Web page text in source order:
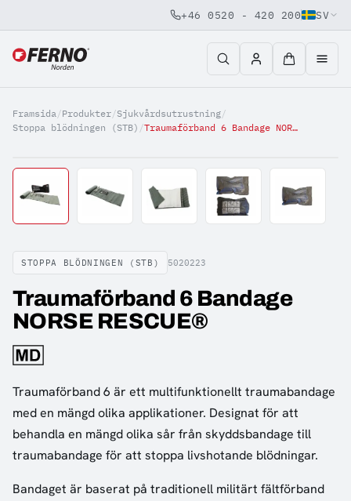
Jump to content
+46 0520 - 420 200 SV
Framsida/Produkter/Sjukvårdsutrustning/
Stoppa blödningen (STB) / Traumaförband 6 Bandage NORSE RESCUE®
STOPPA BLÖDNINGEN (STB) 5020223
Traumaförband 6 Bandage
NORSE RESCUE®
Traumaförband 6 är ett multifunktionellt traumabandage
med en mängd olika applikationer. Designat för att
behandla en mängd olika sår från skyddsbandage till
traumabandage för att stoppa livshotande blödningar.
Bandaget är baserat på traditionell militärt fältförband